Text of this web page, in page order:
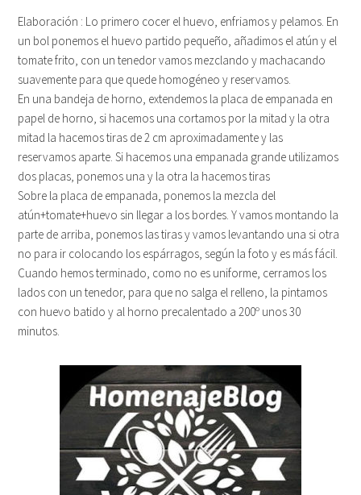
Elaboración : Lo primero cocer el huevo, enfriamos y pelamos. En
un bol ponemos el huevo partido pequeño, añadimos el atún y el
tomate frito, con un tenedor vamos mezclando y machacando
suavemente para que quede homogéneo y reservamos.
En una bandeja de horno, extendemos la placa de empanada en
papel de horno, si hacemos una cortamos por la mitad y la otra
mitad la hacemos tiras de 2 cm aproximadamente y las
reservamos aparte. Si hacemos una empanada grande utilizamos
dos placas, ponemos una y la otra la hacemos tiras
Sobre la placa de empanada, ponemos la mezcla del
atún+tomate+huevo sin llegar a los bordes. Y vamos montando la
parte de arriba, ponemos las tiras y vamos levantando una si otra
no para ir colocando los espárragos, según la foto y es más fácil.
Cuando hemos terminado, como no es uniforme, cerramos los
lados con un tenedor, para que no salga el relleno, la pintamos
con huevo batido y al horno precalentado a 200º unos 30
minutos.